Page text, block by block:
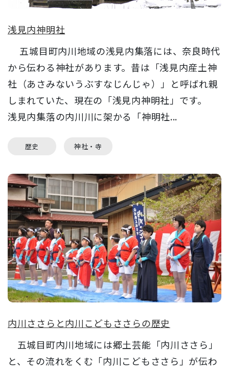
浅見内神明社
五城目町内川地域の浅見内集落には、奈良時代
から伝わる神社があります。昔は「浅見内産土神
社（あさみないうぶすなじんじゃ）」と呼ばれ親
しまれていた、現在の「浅見内神明社」です。
浅見内集落の内川川に架かる「神明社...
歴史 神社・寺
内川ささらと内川こどもささらの歴史
五城目町内川地域には郷土芸能「内川ささら」
と、その流れをくむ「内川こどもささら」が伝わ